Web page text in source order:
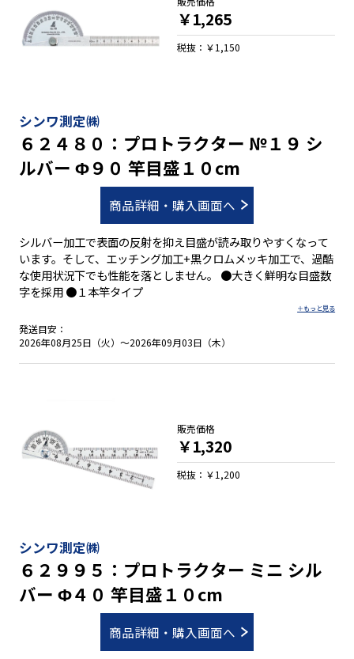
シンワ測定㈱
６２４８０：プロトラクター №１９ シ
ルバー Φ９０ 竿目盛１０cm
商品詳細・購入画面へ
シルバー加工で表面の反射を抑え目盛が読み取りやすくなって
います。そして、エッチング加工+黒クロムメッキ加工で、過酷
な使用状況下でも性能を落としません。 ●大きく鮮明な目盛数
字を採用 ●１本竿タイプ
発送目安：
2026年08月25日（火）～2026年09月03日（木）
￥1,265
税抜：￥1,150
シンワ測定㈱
６２９９５：プロトラクター ミニ シル
バー Φ４０ 竿目盛１０cm
商品詳細・購入画面へ
販売価格
￥1,320
税抜：￥1,200